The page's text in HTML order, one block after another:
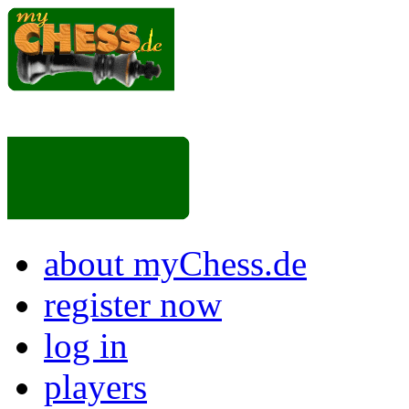
about myChess.de
register now
log in
players